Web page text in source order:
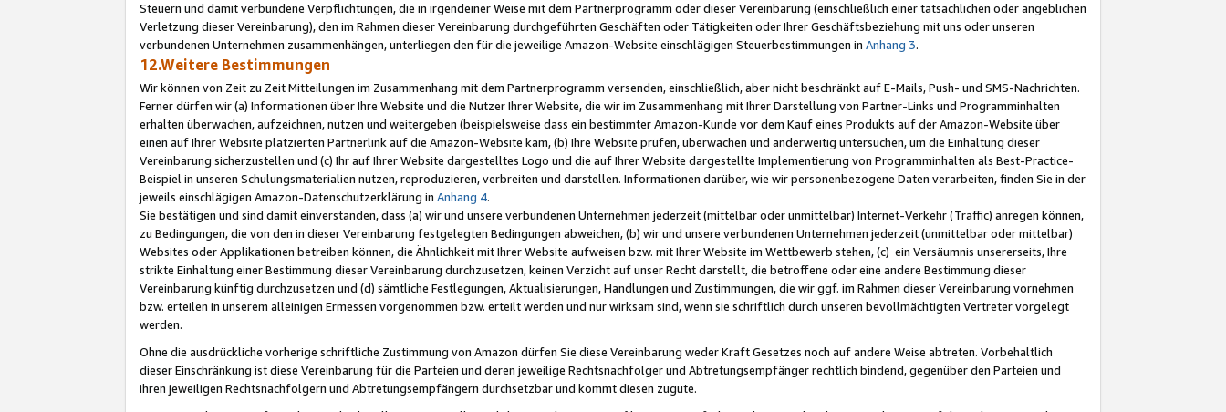
Steuern und damit verbundene Verpflichtungen, die in irgendeiner Weise mit dem Partnerprogramm oder dieser Vereinbarung (einschließlich einer tatsächlichen oder angeblichen
Verletzung dieser Vereinbarung), den im Rahmen dieser Vereinbarung durchgeführten Geschäften oder Tätigkeiten oder Ihrer Geschäftsbeziehung mit uns oder unseren
verbundenen Unternehmen zusammenhängen, unterliegen den für die jeweilige Amazon-Website einschlägigen Steuerbestimmungen in Anhang 3.
12.Weitere Bestimmungen
Wir können von Zeit zu Zeit Mitteilungen im Zusammenhang mit dem Partnerprogramm versenden, einschließlich, aber nicht beschränkt auf E-Mails, Push- und SMS-Nachrichten.
Ferner dürfen wir (a) Informationen über Ihre Website und die Nutzer Ihrer Website, die wir im Zusammenhang mit Ihrer Darstellung von Partner-Links und Programminhalten
erhalten überwachen, aufzeichnen, nutzen und weitergeben (beispielsweise dass ein bestimmter Amazon-Kunde vor dem Kauf eines Produkts auf der Amazon-Website über
einen auf Ihrer Website platzierten Partnerlink auf die Amazon-Website kam, (b) Ihre Website prüfen, überwachen und anderweitig untersuchen, um die Einhaltung dieser
Vereinbarung sicherzustellen und (c) Ihr auf Ihrer Website dargestelltes Logo und die auf Ihrer Website dargestellte Implementierung von Programminhalten als Best-Practice-
Beispiel in unseren Schulungsmaterialien nutzen, reproduzieren, verbreiten und darstellen. Informationen darüber, wie wir personenbezogene Daten verarbeiten, finden Sie in der
jeweils einschlägigen Amazon-Datenschutzerklärung in Anhang 4.
Sie bestätigen und sind damit einverstanden, dass (a) wir und unsere verbundenen Unternehmen jederzeit (mittelbar oder unmittelbar) Internet-Verkehr (Traffic) anregen können,
zu Bedingungen, die von den in dieser Vereinbarung festgelegten Bedingungen abweichen, (b) wir und unsere verbundenen Unternehmen jederzeit (unmittelbar oder mittelbar)
Websites oder Applikationen betreiben können, die Ähnlichkeit mit Ihrer Website aufweisen bzw. mit Ihrer Website im Wettbewerb stehen, (c) ein Versäumnis unsererseits, Ihre
strikte Einhaltung einer Bestimmung dieser Vereinbarung durchzusetzen, keinen Verzicht auf unser Recht darstellt, die betroffene oder eine andere Bestimmung dieser
Vereinbarung künftig durchzusetzen und (d) sämtliche Festlegungen, Aktualisierungen, Handlungen und Zustimmungen, die wir ggf. im Rahmen dieser Vereinbarung vornehmen
bzw. erteilen in unserem alleinigen Ermessen vorgenommen bzw. erteilt werden und nur wirksam sind, wenn sie schriftlich durch unseren bevollmächtigten Vertreter vorgelegt
werden.
Ohne die ausdrückliche vorherige schriftliche Zustimmung von Amazon dürfen Sie diese Vereinbarung weder Kraft Gesetzes noch auf andere Weise abtreten. Vorbehaltlich
dieser Einschränkung ist diese Vereinbarung für die Parteien und deren jeweilige Rechtsnachfolger und Abtretungsempfänger rechtlich bindend, gegenüber den Parteien und
ihren jeweiligen Rechtsnachfolgern und Abtretungsempfängern durchsetzbar und kommt diesen zugute.